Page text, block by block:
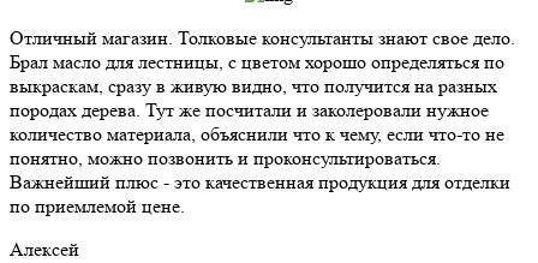
Отличный магазин. Толковые консультанты знают свое дело.
Брал масло для лестницы, с цветом хорошо определяться по
выкраскам, сразу в живую видно, что получится на разных
породах дерева. Тут же посчитали и заколеровали нужное
количество материала, объяснили что к чему, если что-то не
понятно, можно позвонить и проконсультироваться.
Важнейший плюс - это качественная продукция для отделки
по приемлемой цене.
Алексей